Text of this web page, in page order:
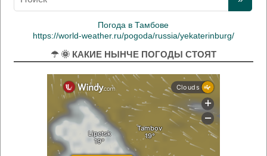
Погода в Тамбове
https://world-weather.ru/pogoda/russia/yekaterinburg/
☂ 🌞 КАКИЕ НЫНЧЕ ПОГОДЫ СТОЯТ